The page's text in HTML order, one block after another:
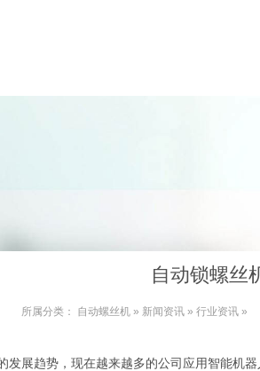
自动锁螺丝
所属分类： 自动螺丝机 » 新闻资讯 » 行业资讯 »
发展趋势，现在越来越多的公司应用智能机